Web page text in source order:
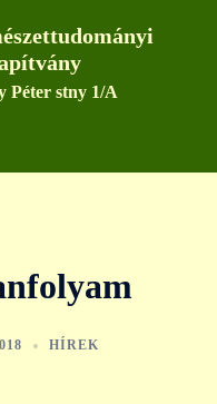
Péter stny 1/A
HÍREK